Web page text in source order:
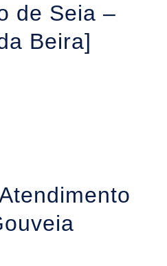
de Seia –
Beira]